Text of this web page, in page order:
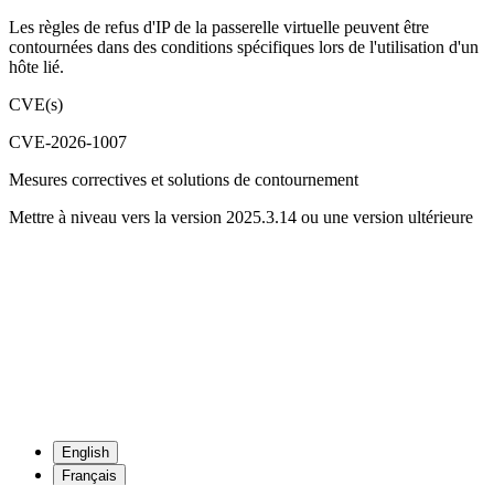
Les règles de refus d'IP de la passerelle virtuelle peuvent être
contournées dans des conditions spécifiques lors de l'utilisation d'un
hôte lié.
CVE(s)
CVE-2026-1007
Mesures correctives et solutions de contournement
Mettre à niveau vers la version 2025.3.14 ou une version ultérieure
English
Français